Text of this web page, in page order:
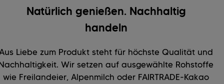
Natürlich genießen. Nachhaltig
handeln
Liebe zum Produkt steht für höchste Qualität und
Wir setzen auf ausgewählte Rohstoffe
wie Freilandeier, Alpenmilch oder FAIRTRADE-Kakao